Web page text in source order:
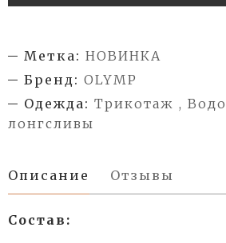
Метка: НОВИНКА
Бренд: OLYMP
Одежда: Трикотаж ,
лонгсливы
Описание Отзывы
Состав: